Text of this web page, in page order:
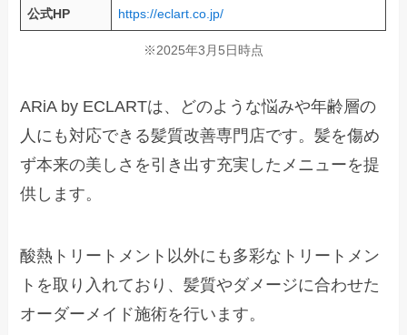
公式HP https://eclart.co.jp/
※2025年3月5日時点
ARiA by ECLARTは、どのような悩みや年齢層の
人にも対応できる髪質改善専門店です。髪を傷め
ず本来の美しさを引き出す充実したメニューを提
供します。
酸熱トリートメント以外にも多彩なトリートメン
トを取り入れており、髪質やダメージに合わせた
オーダーメイド施術を行います。